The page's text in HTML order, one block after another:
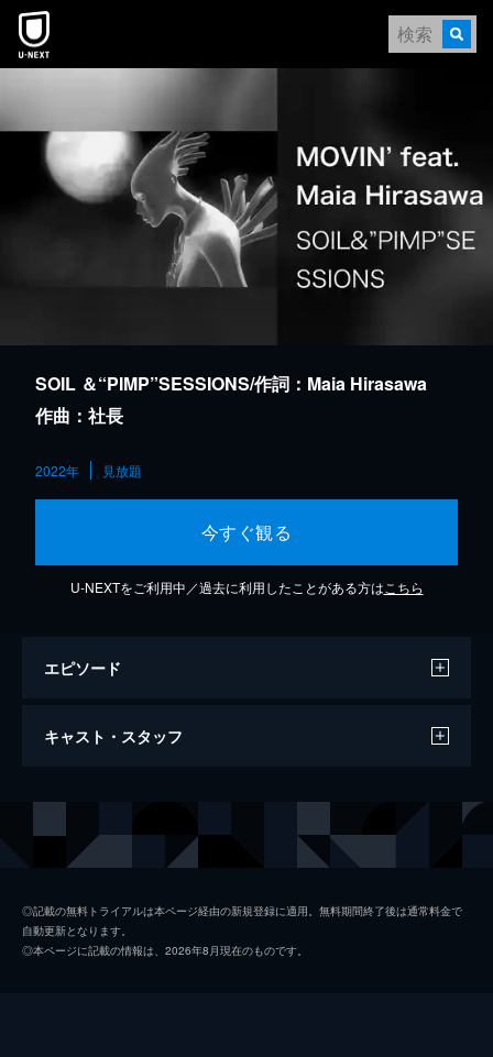
本文へスキップ
SOIL ＆“PIMP”SESSIONS/作詞：Maia Hirasawa
作曲：社長
2022年 見放題
今すぐ観る
U-NEXTをご利用中／過去に利用したことがある方は こちら
エピソード
MOVIN' feat. Maia Hirasawa
キャスト・スタッフ
◎記載の無料トライアルは本ページ経由の新規登録に適用。無料期間終了後は通常料金で
自動更新となります。
◎本ページに記載の情報は、2026年8月現在のものです。